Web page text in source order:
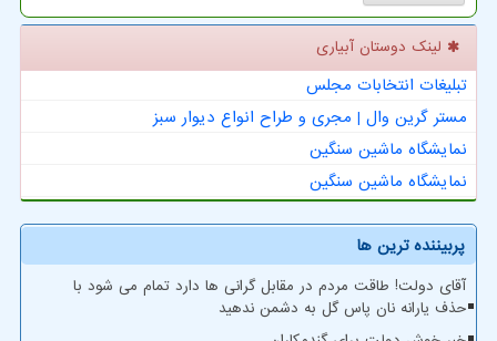
لینک دوستان آبیاری
تبلیغات انتخابات مجلس
مستر گرین وال | مجری و طراح انواع دیوار سبز
نمایشگاه ماشین سنگین
نمایشگاه ماشین سنگین
پربیننده ترین ها
آقای دولت! طاقت مردم در مقابل گرانی ها دارد تمام می شود با
حذف یارانه نان پاس گل به دشمن ندهید